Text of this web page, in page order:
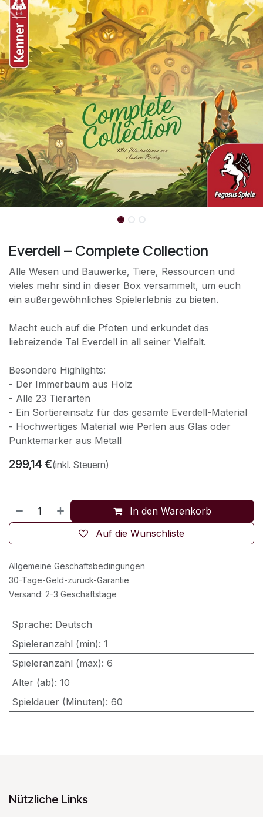
Everdell – Complete Collection
Alle Wesen und Bauwerke, Tiere, Ressourcen und
vieles mehr sind in dieser Box versammelt, um euch
ein außergewöhnliches Spielerlebnis zu bieten.
Macht euch auf die Pfoten und erkundet das
liebreizende Tal Everdell in all seiner Vielfalt.
Besondere Highlights:
- Der Immerbaum aus Holz
- Alle 23 Tierarten
- Ein Sortiereinsatz für das gesamte Everdell-Material
- Hochwertiges Material wie Perlen aus Glas oder
Punktemarker aus Metall
299,14 €(inkl. Steuern)
In den Warenkorb
Auf die Wunschliste
Allgemeine Geschäftsbedingungen
30-Tage-Geld-zurück-Garantie
Versand: 2-3 Geschäftstage
Sprache: Deutsch
Spieleranzahl (min): 1
Spieleranzahl (max): 6
Alter (ab): 10
Spieldauer (Minuten): 60
Nützliche Links